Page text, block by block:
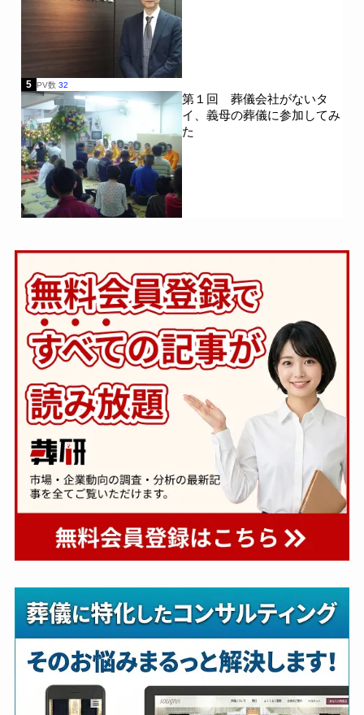
5 PV数 32
第１回 葬儀会社がないタ
イ、義母の葬儀に参加してみ
た